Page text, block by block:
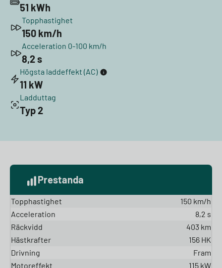
51 kWh
Topphastighet
150 km/h
Acceleration 0-100 km/h
8,2 s
Högsta laddeffekt (AC)
11 kW
Ladduttag
Typ 2
Prestanda
Topphastighet
150 km/h
Acceleration
8,2 s
Räckvidd
403 km
Hästkrafter
156 HK
Drivning
Fram
Motoreffekt
115 kW